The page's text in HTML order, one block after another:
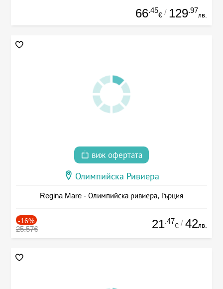
66.45
€ / 129.97
лв.
виж офертата
Олимпийска Ривиера
Regina Mare - Олимпийска ривиера, Гърция
-16%
25.57€ 21.47
€ / 42лв.